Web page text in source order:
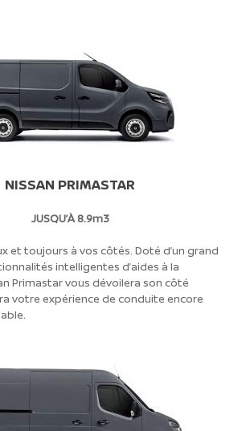
NISSAN PRIMASTAR
JUSQU’À 8.9m3
et toujours à vos côtés. Doté d’un grand
intelligentes d’aides à la
Primastar vous dévoilera son côté
votre expérience de conduite encore